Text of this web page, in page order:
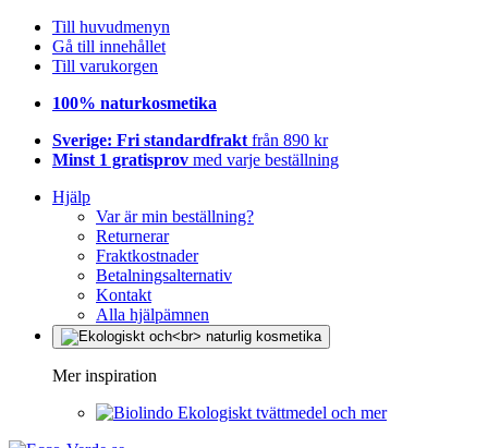
Till huvudmenyn
Gå till innehållet
Till varukorgen
100% naturkosmetika
Sverige: Fri standardfrakt från 890 kr
Minst 1 gratisprov med varje beställning
Hjälp
Var är min beställning?
Returnerar
Fraktkostnader
Betalningsalternativ
Kontakt
Alla hjälpämnen
Mer inspiration
Ekologiskt tvättmedel och mer